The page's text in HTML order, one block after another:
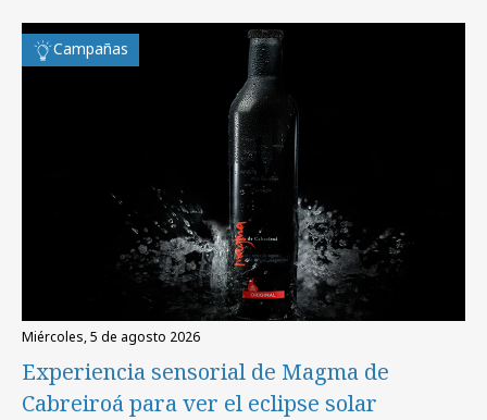
Campañas
miércoles, 5 de agosto 2026
Experiencia sensorial de Magma de
Cabreiroá para ver el eclipse solar